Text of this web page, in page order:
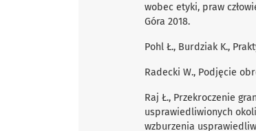
wobec etyki, praw
Góra 2018.
Pohl Ł., Burdziak K.,
Radecki W., Podjęcie
Raj Ł., Przekroczenie
usprawiedliwionych
wzburzenia